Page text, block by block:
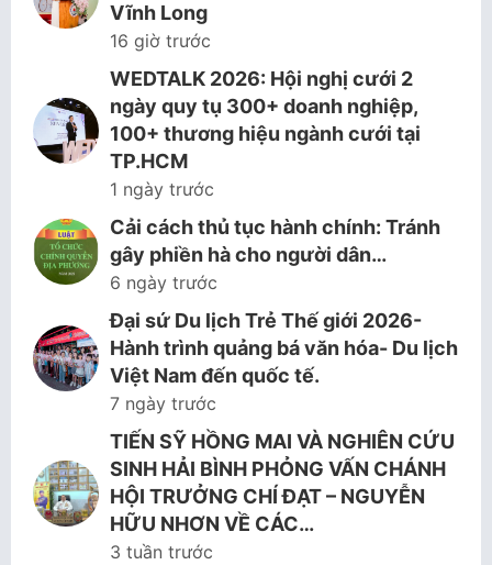
Vĩnh Long
16 giờ trước
WEDTALK 2026: Hội nghị cưới 2
ngày quy tụ 300+ doanh nghiệp,
100+ thương hiệu ngành cưới tại
TP.HCM
1 ngày trước
Cải cách thủ tục hành chính: Tránh
gây phiền hà cho người dân…
6 ngày trước
Đại sứ Du lịch Trẻ Thế giới 2026-
Hành trình quảng bá văn hóa- Du lịch
Việt Nam đến quốc tế.
7 ngày trước
TIẾN SỸ HỒNG MAI VÀ NGHIÊN CỨU
SINH HẢI BÌNH PHỎNG VẤN CHÁNH
HỘI TRƯỞNG CHÍ ĐẠT – NGUYỄN
HỮU NHƠN VỀ CÁC…
3 tuần trước